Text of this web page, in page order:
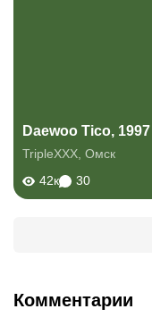
Daewoo Tico, 1997
TripleXXX Омск
42к
30
Комментарии